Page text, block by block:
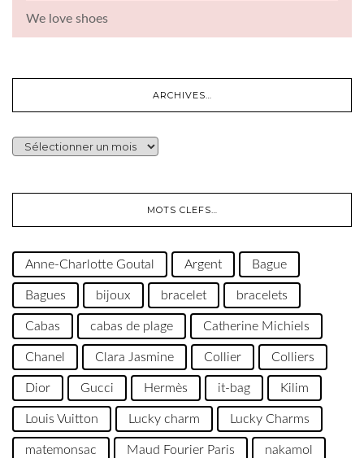
We love shoes
ARCHIVES…
ARCHIVES…
MOTS CLEFS…
Anne-Charlotte Goutal Argent Bague
Bagues bijoux bracelet bracelets
Cabas cabas de plage Catherine Michiels
Chanel Clara Jasmine Collier Colliers
Dior Gucci Hermès it-bag Kilim
Louis Vuitton Lucky charm Lucky Charms
matemonsac Maud Fourier Paris nakamol